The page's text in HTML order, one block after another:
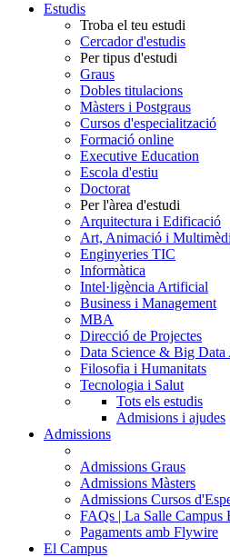
Estudis
Troba el teu estudi
Cercador d'estudis
Per tipus d'estudi
Graus
Dobles titulacions
Màsters i Postgraus
Cursos d'especialització
Formació online
Executive Education
Escola d'estiu
Doctorat
Per l'àrea d'estudi
Arquitectura i Edificació
Art, Animació i
Enginyeries TIC
Informàtica
Intel·ligència Artificial
Business i Management
MBA
Direcció de Projectes
Data Science & Big Data
Filosofia i Humanitats
Tecnologia i Salut
Tots els estudis
Admisions i ajudes
Admissions
Admissions Graus
Admissions Màsters
Admissions Cursos
FAQs | La Salle Campus
Pagaments amb Flywire
El Campus